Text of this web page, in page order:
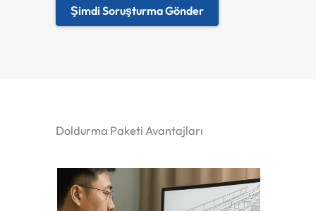
Şimdi Soruşturma Gönder
Doldurma Paketi Avantajları